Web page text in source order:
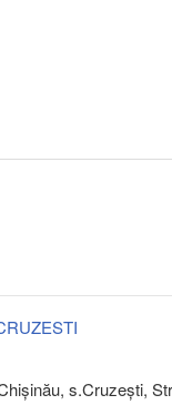
s.Cruzeşti,